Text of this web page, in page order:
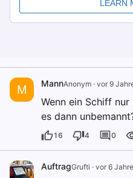
M MannAnonym · vor 9
Wenn ein Schiff
es dann
16 4 0
AuftragGrufti · vor 6